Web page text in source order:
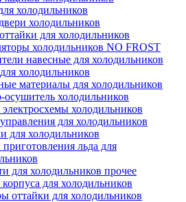
холодильников
холодильников
для холодильников
холодильников NO FROST
навесные для холодильников
холодильников
материалы для холодильников
осушитель холодильников
электросхемы холодильников
для холодильников
для холодильников
льда для
для холодильников прочее
для холодильников
оттайки для холодильников